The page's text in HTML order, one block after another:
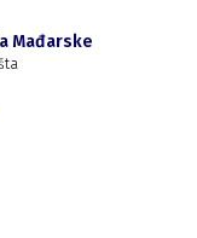
Mađarske